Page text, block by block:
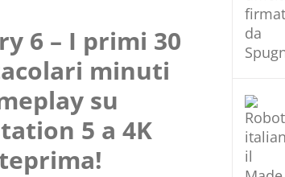
6 – I primi 30
minuti
su
5 a 4K